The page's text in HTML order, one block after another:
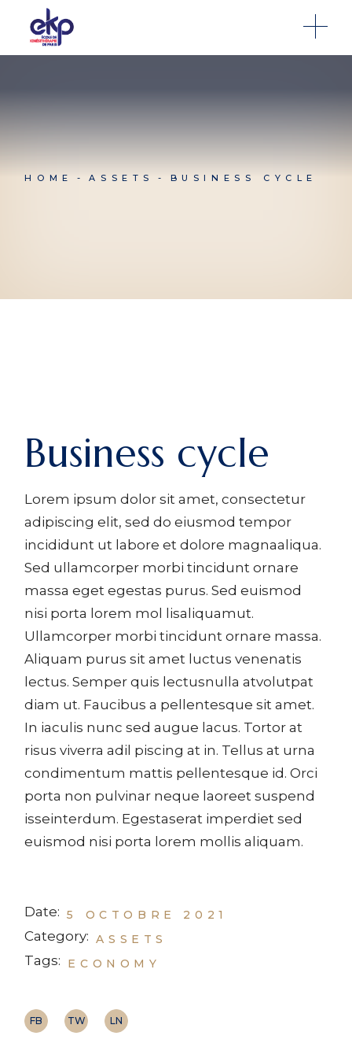
HOME ASSETS BUSINESS CYCLE
Business cycle
Lorem ipsum dolor sit amet, consectetur
adipiscing elit, sed do eiusmod tempor
incididunt ut labore et dolore magnaaliqua.
Sed ullamcorper morbi tincidunt ornare
massa eget egestas purus. Sed euismod
nisi porta lorem mol lisaliquamut.
Ullamcorper morbi tincidunt ornare massa.
Aliquam purus sit amet luctus venenatis
lectus. Semper quis lectusnulla atvolutpat
diam ut. Faucibus a pellentesque sit amet.
In iaculis nunc sed augue lacus. Tortor at
risus viverra adil piscing at in. Tellus at urna
condimentum mattis pellentesque id. Orci
porta non pulvinar neque laoreet suspend
isseinterdum. Egestaserat imperdiet sed
euismod nisi porta lorem mollis aliquam.
Date: 5 OCTOBRE 2021
Category: ASSETS
Tags: ECONOMY
FB TW LN